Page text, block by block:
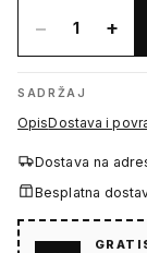
− 1 +
SADRŽAJ
OpisDostava i
Dostava na
Besplatna